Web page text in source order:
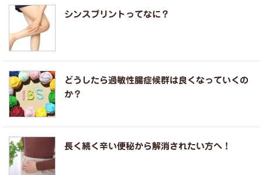
シンスプリントってなに？
どうしたら過敏性腸症候群は良くなっていくの
か？
長く続く辛い便秘から解消されたい方へ！